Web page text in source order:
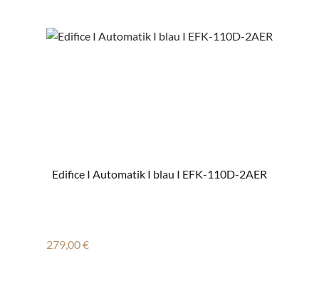
Edifice I Automatik I blau I EFK-110D-2AER
Regulärer Preis:
279,00 €